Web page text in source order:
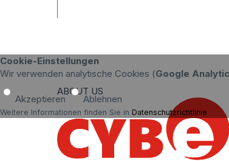
Cookie-Einstellungen
Wir verwenden analytische Cookies (Google
Akzeptieren Ablehnen
Weitere Informationen finden Sie in Datenschutzrichtlinie.
ABOUT US